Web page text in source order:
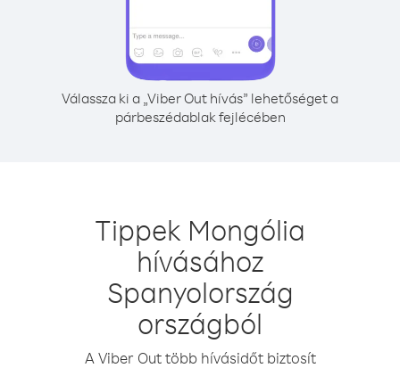
Válassza ki a „Viber Out hívás” lehetőséget a
párbeszédablak fejlécében
Tippek Mongólia
hívásához
Spanyolország
országból
A Viber Out több hívásidőt biztosít